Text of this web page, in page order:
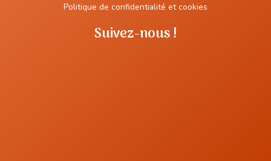
Politique de confidentialité et cookies
Suivez-nous !